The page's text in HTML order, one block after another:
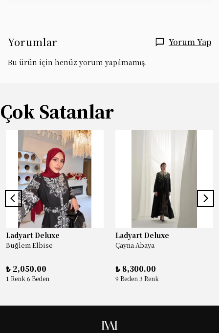
Yorumlar Yorum Yap
Bu ürün için henüz yorum yapılmamış.
Çok Satanlar
Ladyart Deluxe
Buğlem Elbise
₺ 2,050.00
1 Renk 6 Beden
Ladyart Deluxe
Çayna Abaya
₺ 8,300.00
9 Beden 3 Renk